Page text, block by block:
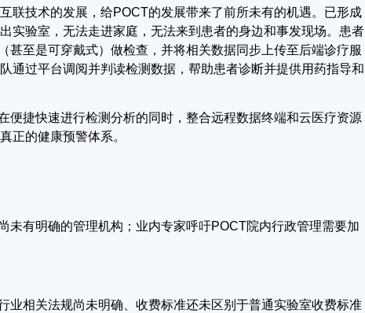
联技术的发展，给POCT的发展带来了前所未有的机遇。已形成
实验室，无法走进家庭，无法来到患者的身边和事发现场。患者
甚至是可穿戴式）做检查，并将相关数据同步上传至后端诊疗服
通过平台调阅并判读检测数据，帮助患者诊断并提供用药指导和
便捷快速进行检测分析的同时，整合远程数据终端和云医疗资源
正的健康预警体系。
未有明确的管理机构；业内专家呼吁POCT院内行政管理需要加
业相关法规尚未明确、收费标准还未区别于普通实验室收费标准